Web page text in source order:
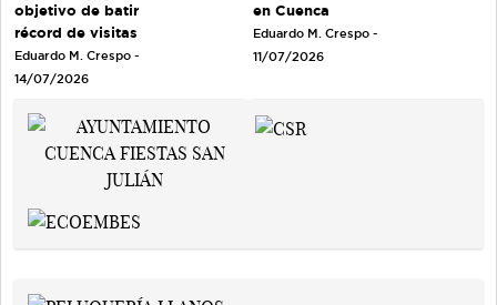
objetivo de batir
récord de visitas
Eduardo M. Crespo -
14/07/2026
en Cuenca
Eduardo M. Crespo -
11/07/2026